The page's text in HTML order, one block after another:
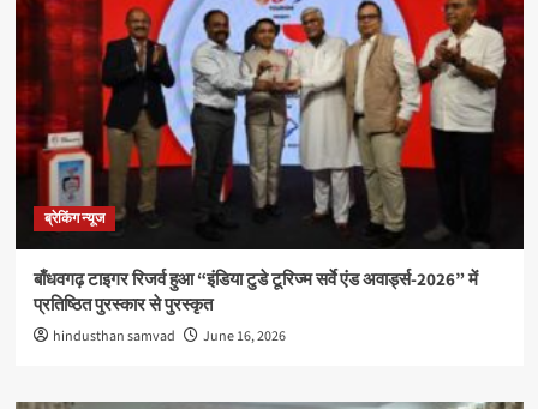
ब्रेकिंग न्यूज
बाँधवगढ़ टाइगर रिजर्व हुआ “इंडिया टुडे टूरिज्म सर्वे एंड अवार्ड्स-2026” में
प्रतिष्ठित पुरस्कार से पुरस्कृत
hindusthan samvad June 16, 2026